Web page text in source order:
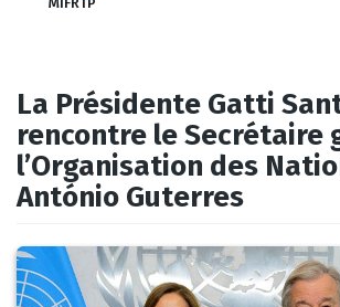
La Présidente Gatti
rencontre le Secrétaire
l’Organisation des
António Guterres